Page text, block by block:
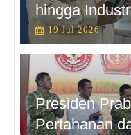
hingga
19 Jul 2026
Presiden
Pertahanan